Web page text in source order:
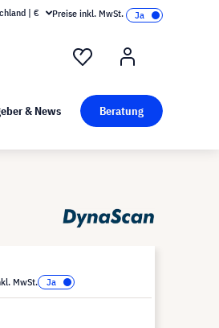
| € Preise inkl. MwSt.
& News Beratung
MwSt.